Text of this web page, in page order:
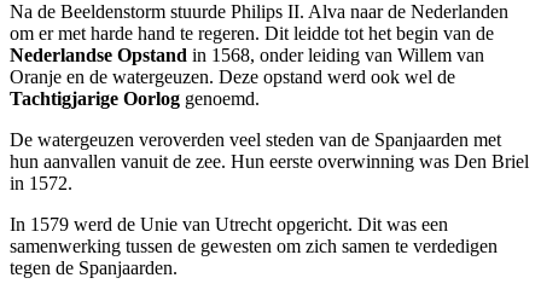
Na de Beeldenstorm stuurde Philips II. Alva naar de Nederlanden
om er met harde hand te regeren. Dit leidde tot het begin van de
Nederlandse Opstand in 1568, onder leiding van Willem van
Oranje en de watergeuzen. Deze opstand werd ook wel de
Tachtigjarige Oorlog genoemd.
De watergeuzen veroverden veel steden van de Spanjaarden met
hun aanvallen vanuit de zee. Hun eerste overwinning was Den Briel
in 1572.
In 1579 werd de Unie van Utrecht opgericht. Dit was een
samenwerking tussen de gewesten om zich samen te verdedigen
tegen de Spanjaarden.